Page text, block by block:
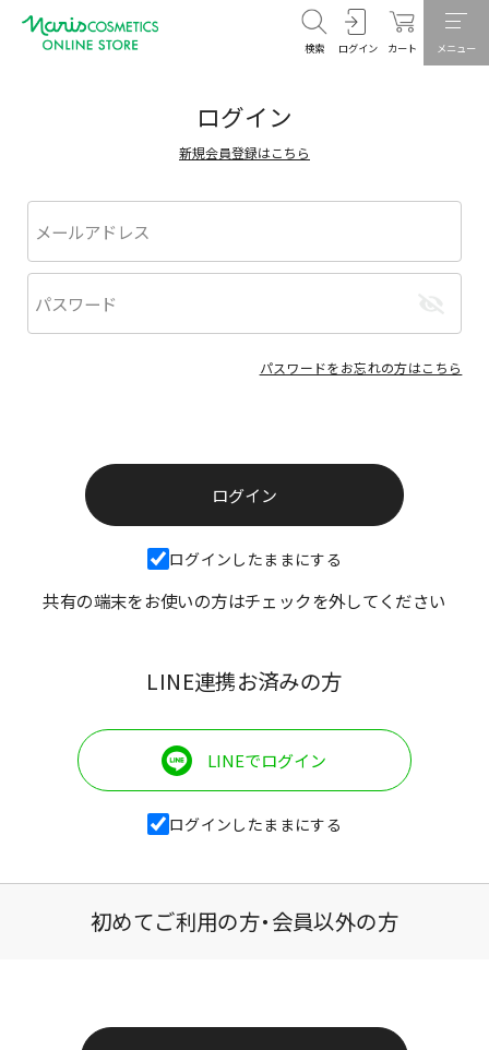
検索 ログイン カート メニュー
ログイン
新規会員登録はこちら
パスワードをお忘れの方はこちら
ログインしたままにする
共有の端末をお使いの方はチェックを外してください
LINE連携お済みの方
LINEでログイン
ログインしたままにする
初めてご利用の方・会員以外の方